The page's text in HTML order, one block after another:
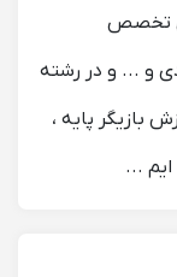
تخصص
و ... و در رشته
بازیگر پایه ،
...